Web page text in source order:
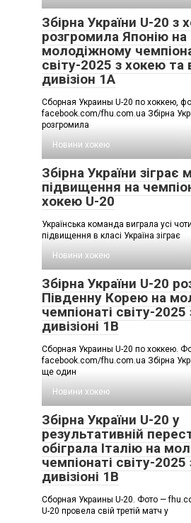
Збірна України U-20 з
розгромила Японію на
молодіжному
світу-2025 з хокею та
дивізіон 1А
Сборная Украины U-20 по хоккею,
facebook.com/fhu.com.ua Збірна
розгромила
Новини хокею
Збірна України зіграє
підвищення на
хокею U-20
Українська команда виграла усі
підвищення в класі Україна зіграє
Новини хокею
Збірна України U-20
Південну Корею на
чемпіонаті світу-
дивізіоні 1B
Сборная Украины U-20 по хоккею.
facebook.com/fhu.com.ua Збірна
ще один
Новини хокею
Збірна України U-20 у
результативній
обіграла Італію на
чемпіонаті світу-
дивізіоні 1B
Сборная Украины U-20. Фото —
U-20 провела свій третій матч у